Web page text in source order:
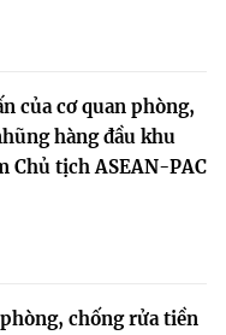
của cơ quan phòng,
hàng đầu khu
Chủ tịch ASEAN-PAC
chống rửa tiền